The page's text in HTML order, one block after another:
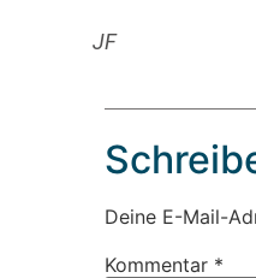
JF
Deine E-Mail-
Kommentar *